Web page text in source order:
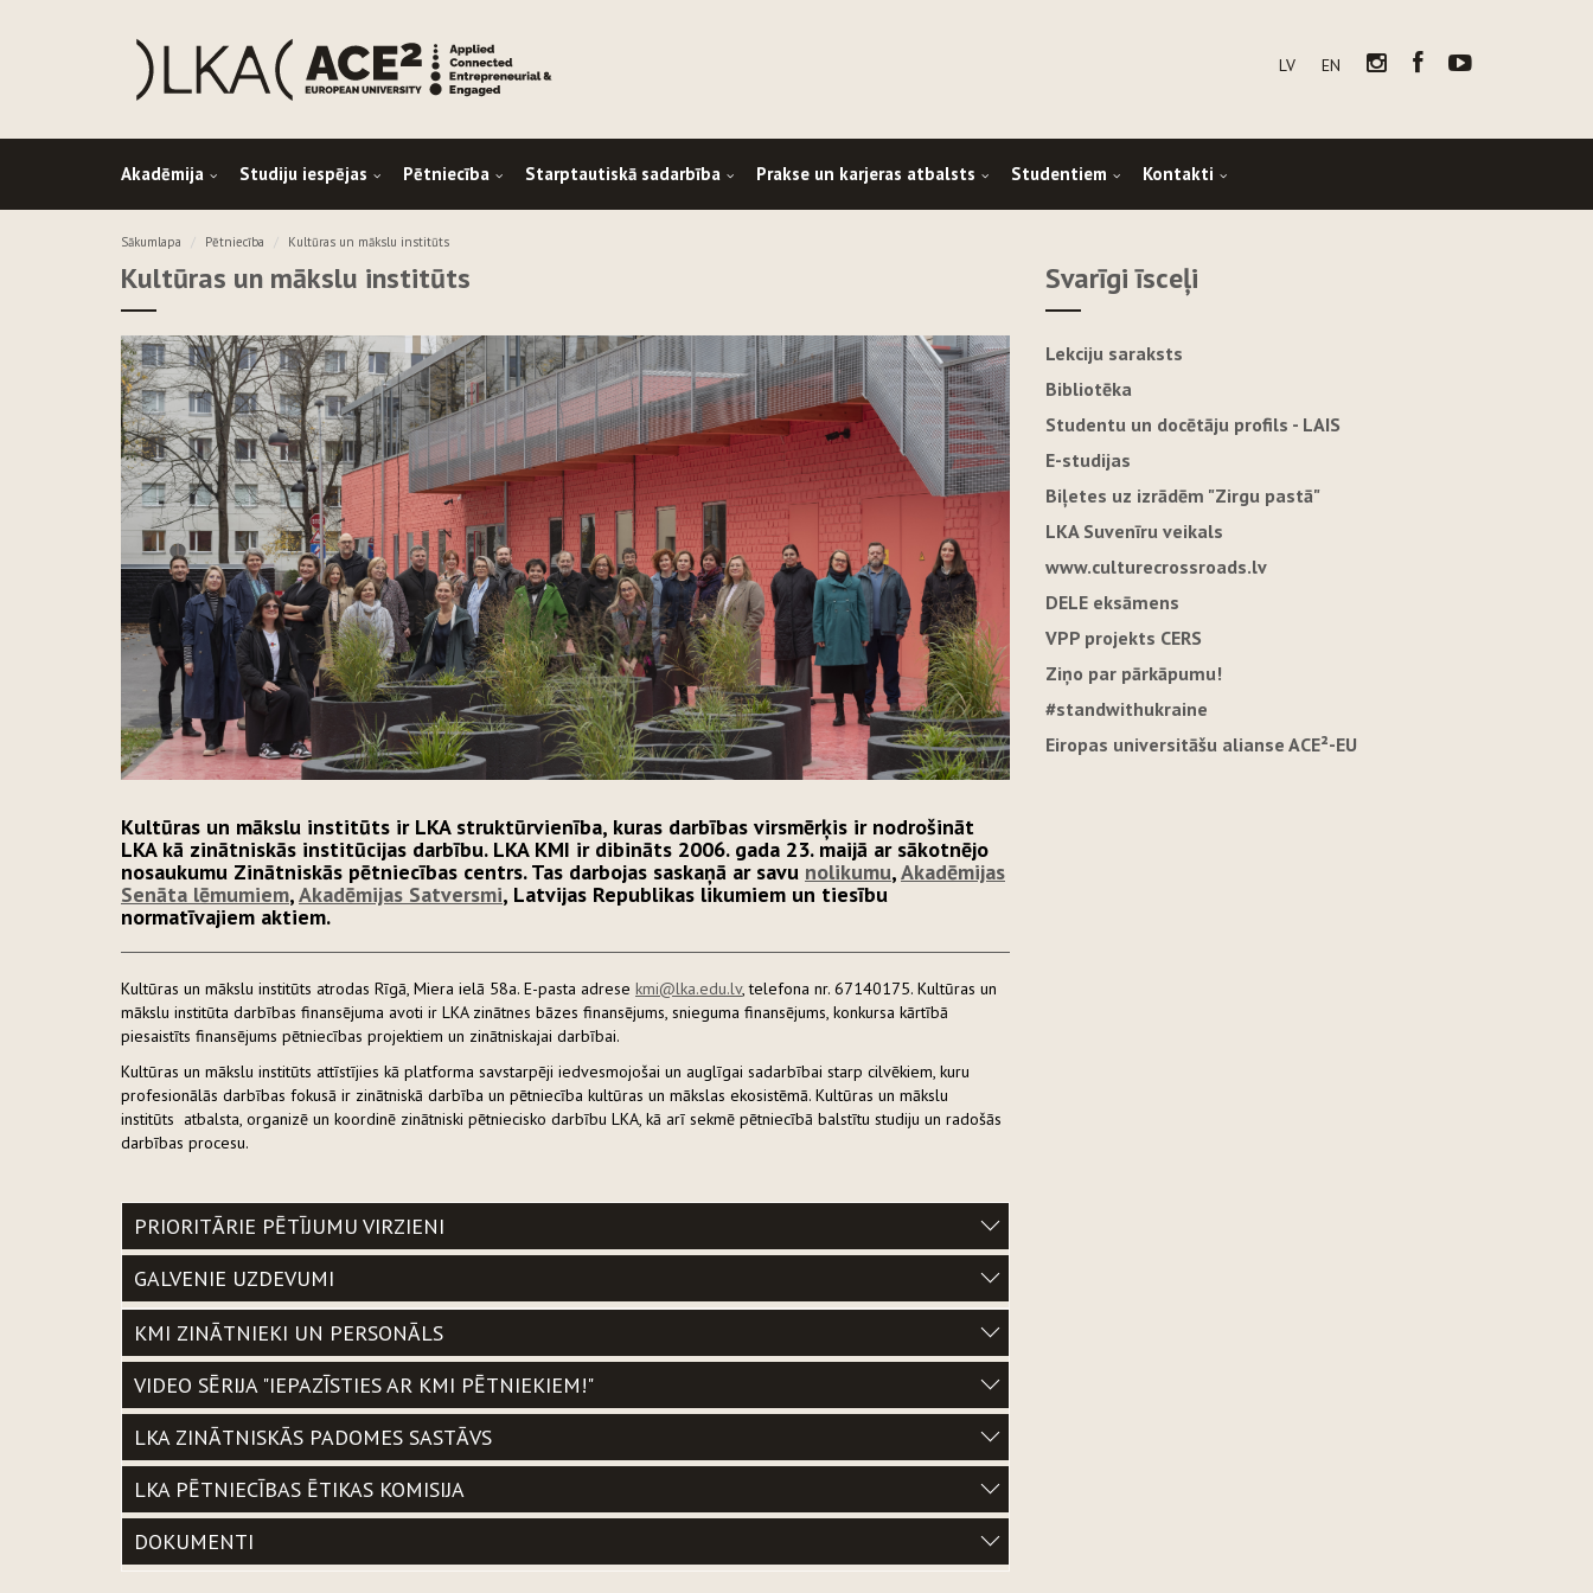
LV EN
Akadēmija Studiju iespējas Pētniecība Starptautiskā sadarbība Prakse un karjeras atbalsts Studentiem Kontakti
Sākumlapa Pētniecība Kultūras un mākslu institūts
Kultūras un mākslu institūts
Kultūras un mākslu institūts ir LKA struktūrvienība, kuras darbības virsmērķis ir nodrošināt
LKA kā zinātniskās institūcijas darbību. LKA KMI ir dibināts 2006. gada 23. maijā ar sākotnējo
nosaukumu Zinātniskās pētniecības centrs. Tas darbojas saskaņā ar savu nolikumu,Akadēmijas
Senāta lēmumiem,Akadēmijas Satversmi, Latvijas Republikas likumiem un tiesību
normatīvajiem aktiem.
Kultūras un mākslu institūts atrodas Rīgā, Miera ielā 58a. E-pasta adrese kmi@lka.edu.lv, telefona nr. 67140175. Kultūras un
mākslu institūta darbības finansējuma avoti ir LKA zinātnes bāzes finansējums, snieguma finansējums, konkursa kārtībā
piesaistīts finansējums pētniecības projektiem un zinātniskajai darbībai.
Kultūras un mākslu institūts attīstījies kā platforma savstarpēji iedvesmojošai un auglīgai sadarbībai starp cilvēkiem, kuru
profesionālās darbības fokusā ir zinātniskā darbība un pētniecība kultūras un mākslas ekosistēmā. Kultūras un mākslu
institūts atbalsta, organizē un koordinē zinātniski pētniecisko darbību LKA, kā arī sekmē pētniecībā balstītu studiju un radošās
darbības procesu.
PRIORITĀRIE PĒTĪJUMU VIRZIENI
GALVENIE UZDEVUMI
KMI ZINĀTNIEKI UN PERSONĀLS
VIDEO SĒRIJA "IEPAZĪSTIES AR KMI PĒTNIEKIEM!"
LKA ZINĀTNISKĀS PADOMES SASTĀVS
LKA PĒTNIECĪBAS ĒTIKAS KOMISIJA
DOKUMENTI
Svarīgi īsceļi
Lekciju saraksts
Bibliotēka
Studentu un docētāju profils - LAIS
E-studijas
Biļetes uz izrādēm "Zirgu pastā"
LKA Suvenīru veikals
www.culturecrossroads.lv
DELE eksāmens
VPP projekts CERS
Ziņo par pārkāpumu!
#standwithukraine
Eiropas universitāšu alianse ACE²-EU